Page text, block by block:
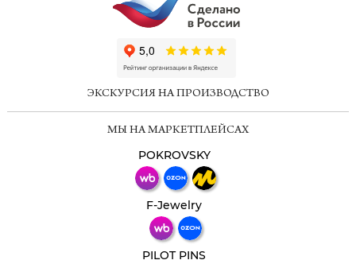
ЭКСКУРСИЯ НА ПРОИЗВОДСТВО
МЫ НА МАРКЕТПЛЕЙСАХ
POKROVSKY
F-Jewelry
PILOT PINS